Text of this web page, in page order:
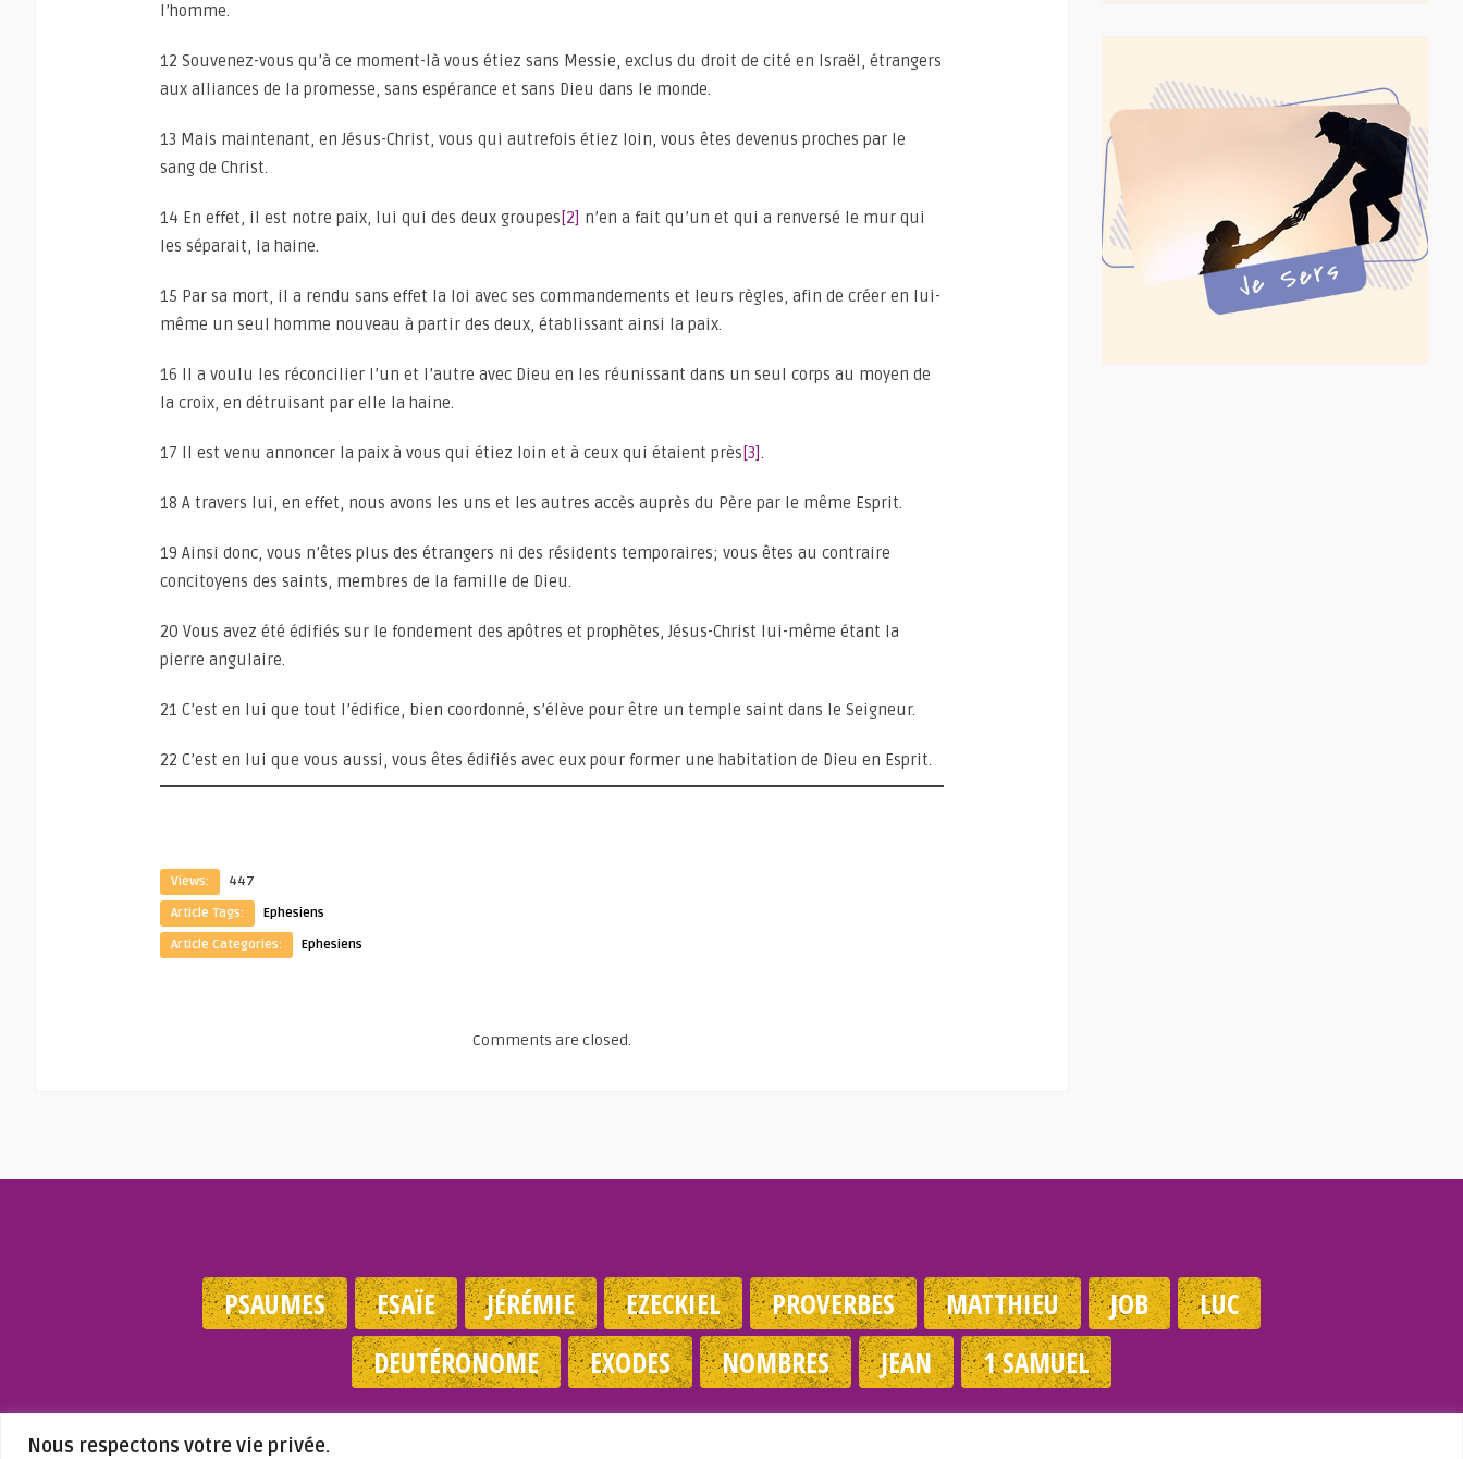
Nous respectons votre vie privée.
l’homme.
12 Souvenez-vous qu’à ce moment-là vous étiez sans Messie, exclus du droit de cité en Israël, étrangers
aux alliances de la promesse, sans espérance et sans Dieu dans le monde.
13 Mais maintenant, en Jésus-Christ, vous qui autrefois étiez loin, vous êtes devenus proches par le
sang de Christ.
14 En effet, il est notre paix, lui qui des deux groupes [2] n’en a fait qu’un et qui a renversé le mur qui
les séparait, la haine.
15 Par sa mort, il a rendu sans effet la loi avec ses commandements et leurs règles, afin de créer en lui-
même un seul homme nouveau à partir des deux, établissant ainsi la paix.
16 Il a voulu les réconcilier l’un et l’autre avec Dieu en les réunissant dans un seul corps au moyen de
la croix, en détruisant par elle la haine.
17 Il est venu annoncer la paix à vous qui étiez loin et à ceux qui étaient près [3].
18 A travers lui, en effet, nous avons les uns et les autres accès auprès du Père par le même Esprit.
19 Ainsi donc, vous n’êtes plus des étrangers ni des résidents temporaires; vous êtes au contraire
concitoyens des saints, membres de la famille de Dieu.
20 Vous avez été édifiés sur le fondement des apôtres et prophètes, Jésus-Christ lui-même étant la
pierre angulaire.
21 C’est en lui que tout l’édifice, bien coordonné, s’élève pour être un temple saint dans le Seigneur.
22 C’est en lui que vous aussi, vous êtes édifiés avec eux pour former une habitation de Dieu en Esprit.
Views:
447
Article Tags:
Ephesiens
Article Categories:
Ephesiens
Comments are closed.
PSAUMES ESAÏE JÉRÉMIE EZECKIEL PROVERBES MATTHIEU JOB
LUC
DEUTÉRONOME
EXODES NOMBRES JEAN 1 SAMUEL